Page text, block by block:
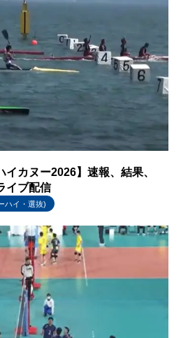
イカヌー2026】速報、結果、
イブ配信
ハイ・選抜)